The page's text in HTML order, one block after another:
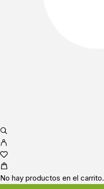
No hay productos en el carrito.